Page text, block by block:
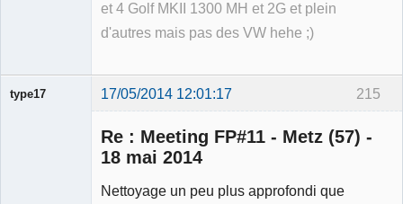
et 4 Golf MKII 1300 MH et 2G et plein
d'autres mais pas des VW hehe ;)
215
type17 17/05/2014 12:01:17
Re : Meeting FP#11 - Metz (57) -
18 mai 2014
Nettoyage un peu plus approfondi que